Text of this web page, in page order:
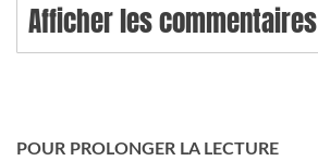
Afficher les commentaires
POUR PROLONGER LA LECTURE